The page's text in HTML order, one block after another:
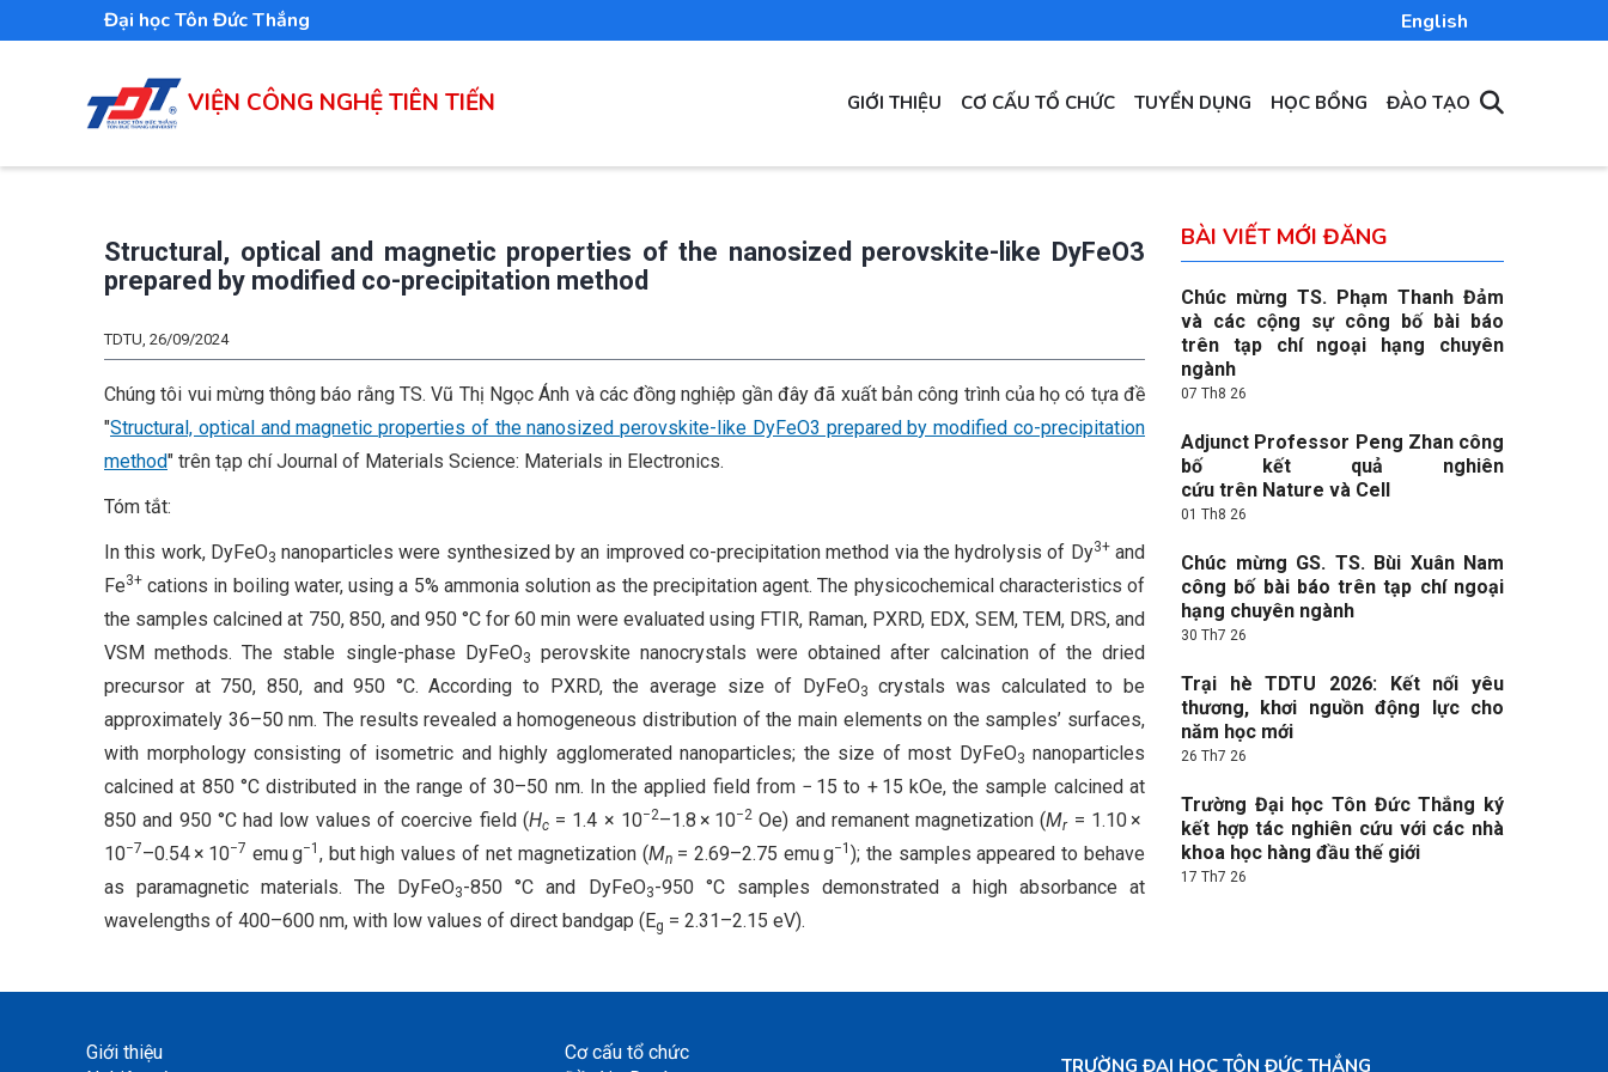
Đại học Tôn Đức Thắng English
VIỆN CÔNG NGHỆ TIÊN TIẾN
MAIN
NAVIGATION
GIỚI THIỆU CƠ CẤU TỔ CHỨC TUYỂN DỤNG HỌC BỔNG ĐÀO TẠO
Structural, optical and magnetic properties of the nanosized perovskite-like DyFeO3
prepared by modified co-precipitation method
TDTU, 26/09/2024
Chúng tôi vui mừng thông báo rằng TS. Vũ Thị Ngọc Ánh và các đồng nghiệp gần đây đã xuất bản công trình của họ có tựa đề
"Structural, optical and magnetic properties of the nanosized perovskite-like DyFeO3 prepared by modified co-precipitation
method" trên tạp chí Journal of Materials Science: Materials in Electronics.
Tóm tắt:
In this work, DyFeO3 nanoparticles were synthesized by an improved co-precipitation method via the hydrolysis of Dy3+and
Fe3+ cations in boiling water, using a 5% ammonia solution as the precipitation agent. The physicochemical characteristics of
the samples calcined at 750, 850, and 950 °C for 60 min were evaluated using FTIR, Raman, PXRD, EDX, SEM, TEM, DRS, and
VSM methods. The stable single-phase DyFeO3
perovskite nanocrystals were obtained after calcination of the dried
precursor at 750, 850, and 950 °C. According to PXRD, the average size of DyFeO3
crystals was calculated to be
approximately 36–50 nm. The results revealed a homogeneous distribution of the main elements on the samples’ surfaces,
with morphology consisting of isometric and highly agglomerated nanoparticles; the size of most DyFeO3 nanoparticles
calcined at 850 °C distributed in the range of 30–50 nm. In the applied field from − 15 to + 15 kOe, the sample calcined at
850 and 950 °C had low values of coercive field (Hc= 1.4 × 10−2–1.8 × 10−2 Oe) and remanent magnetization (Mr= 1.10 ×
10−7–0.54 × 10−7 emu g−1 , but high values of net magnetization (Mn= 2.69–2.75 emu g−1 ); the samples appeared to behave
as paramagnetic materials. The DyFeO3-850 °C and DyFeO3-950 °C samples demonstrated a high absorbance at
wavelengths of 400–600 nm, with low values of direct bandgap (Eg = 2.31–2.15 eV).
BÀI VIẾT MỚI ĐĂNG
Chúc mừng TS. Phạm Thanh Đảm
và các cộng sự công bố bài báo
trên tạp chí ngoại hạng chuyên
ngành
07 Th8 26
Adjunct Professor Peng Zhan công
bố kết quả nghiên
cứu trên Nature và Cell
01 Th8 26
Chúc mừng GS. TS. Bùi Xuân Nam
công bố bài báo trên tạp chí ngoại
hạng chuyên ngành
30 Th7 26
Trại hè TDTU 2026: Kết nối yêu
thương, khơi nguồn động lực cho
năm học mới
26 Th7 26
Trường Đại học Tôn Đức Thắng ký
kết hợp tác nghiên cứu với các nhà
khoa học hàng đầu thế giới
17 Th7 26
Giới thiệu
Cơ cấu tổ chức
TRƯỜNG ĐẠI HỌC TÔN ĐỨC THẮNG